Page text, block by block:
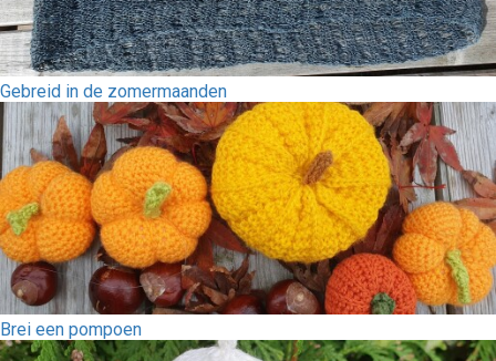
Gebreid in de zomermaanden
Brei een pompoen